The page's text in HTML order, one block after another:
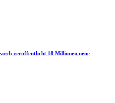
veröffentlicht 18 Millionen neue